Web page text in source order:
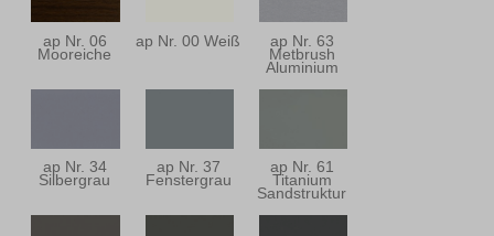
ap Nr. 06
Mooreiche
ap Nr. 00 Weiß ap Nr. 63
Metbrush
Aluminium
ap Nr. 34
Silbergrau
ap Nr. 37
Fenstergrau
ap Nr. 61
Titanium
Sandstruktur